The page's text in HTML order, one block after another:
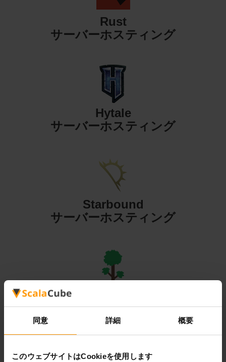
同意 詳細 概要
このウェブサイトはCookieを使用します
Rust
サーバーホスティング
Hytale
サーバーホスティング
Starbound
サーバーホスティング
サーバーホスティング